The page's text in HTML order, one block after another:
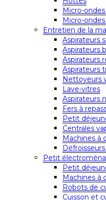
Micro-
Micro-
Entretien de la
Aspirateurs
Aspirateurs
Aspirateurs
Aspirateurs
Nettoyeurs
Lave-vitres
Aspirateurs
Fers à
Petit
Centrales
Machines à
Petit
Petit
Machines à
Robots de
Cuisson et